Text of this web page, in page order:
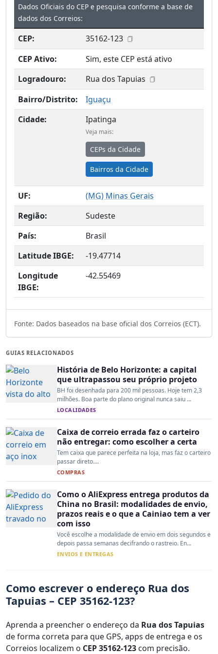
Dados Oficiais do CEP e pesquisa conforme a base de
dados dos Correios:
CEP:
35162-123
CEP Ativo:
Sim, este CEP está ativo
Logradouro:
Rua dos Tapuias
Bairro/Distrito:
Iguaçu
Cidade:
Ipatinga
Veja mais:
CEPs da Cidade
Bairros da Cidade
UF: (MG) Minas Gerais
Região:
Sudeste
País:
Brasil
Latitude IBGE:
-19.47714
Longitude
IBGE:
-42.55469
Fonte: Dados baseados na base oficial dos Correios (ECT).
GUIAS RELACIONADOS
História de Belo Horizonte: a capital
que ultrapassou seu próprio projeto
BH foi desenhada para 200 mil pessoas. Hoje tem 2,3
milhões. Boa parte do plano original nunca saiu ...
LOCALIDADES
Caixa de correio errada faz o carteiro
não entregar: como escolher a certa
Tem caixa que parece perfeita na loja, mas faz o carteiro
passar direto....
COMPRAS
Como o AliExpress entrega produtos da
China no Brasil: modalidades de envio,
prazos reais e o que a Cainiao tem a ver
com isso
Você escolhe a modalidade de envio em dois segundos e
depois passa semanas decifrando o rastreio. En...
ENVIOS E ENTREGAS
Como escrever o endereço Rua dos
Tapuias – CEP 35162-123?
Aprenda a preencher o endereço da Rua dos Tapuias
de forma correta para que GPS, apps de entrega e os
Correios localizem o CEP 35162-123 com precisão.